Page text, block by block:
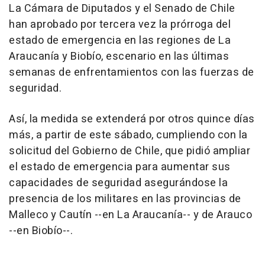
La Cámara de Diputados y el Senado de Chile
han aprobado por tercera vez la prórroga del
estado de emergencia en las regiones de La
Araucanía y Biobío, escenario en las últimas
semanas de enfrentamientos con las fuerzas de
seguridad.
Así, la medida se extenderá por otros quince días
más, a partir de este sábado, cumpliendo con la
solicitud del Gobierno de Chile, que pidió ampliar
el estado de emergencia para aumentar sus
capacidades de seguridad asegurándose la
presencia de los militares en las provincias de
Malleco y Cautín --en La Araucanía-- y de Arauco
--en Biobío--.